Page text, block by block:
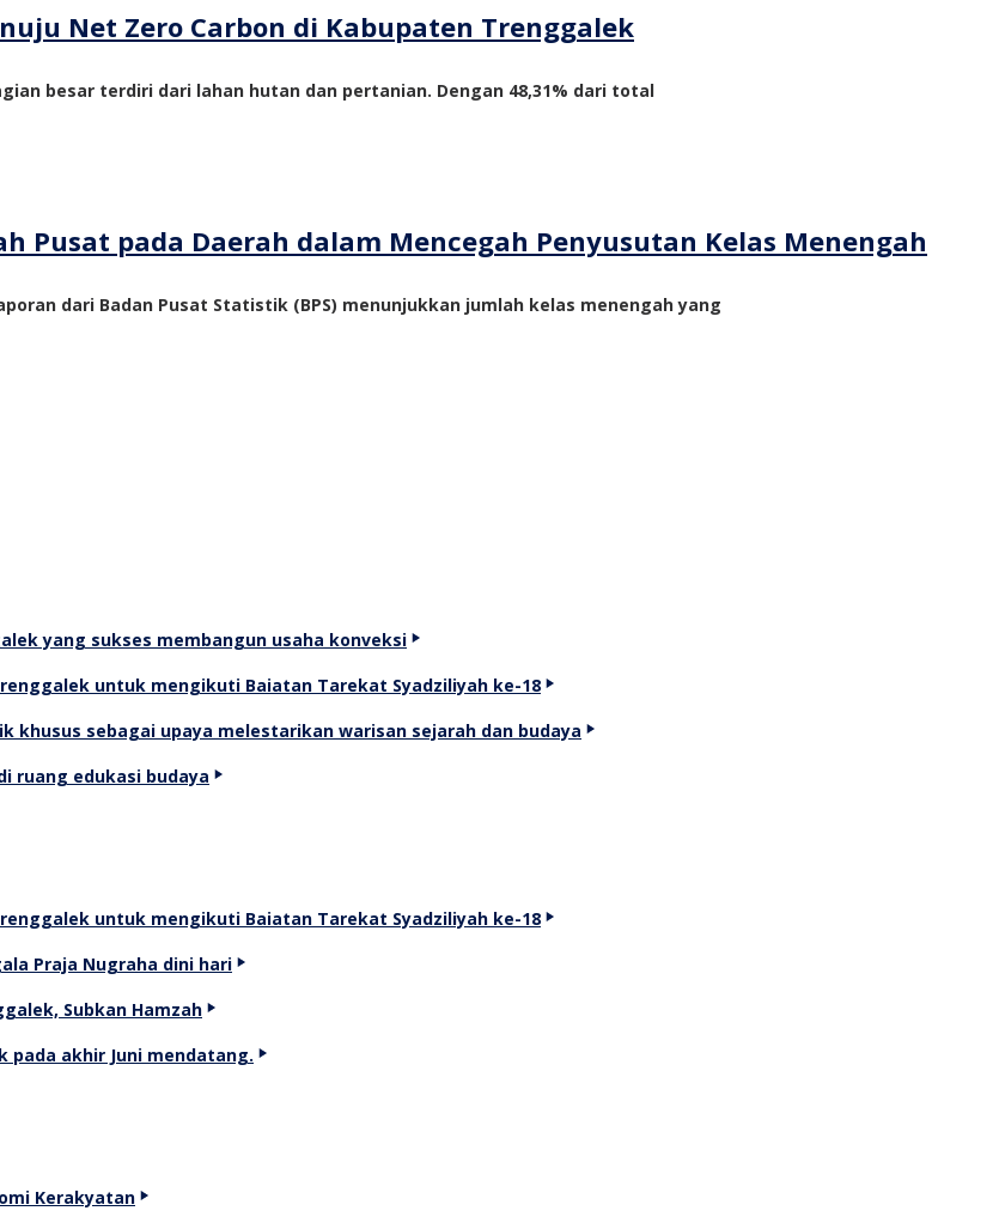
Net Zero Carbon di Kabupaten Trenggalek
besar terdiri dari lahan hutan dan pertanian. Dengan 48,31% dari total
Pusat pada Daerah dalam Mencegah Penyusutan Kelas Menengah
dari Badan Pusat Statistik (BPS) menunjukkan jumlah kelas menengah yang